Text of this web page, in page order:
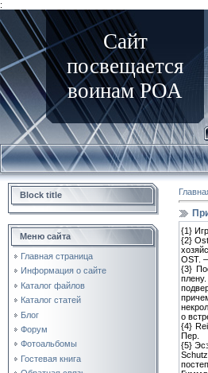
:
Сайт
посвещается
воинам РОА
Block title
Меню сайта
Главная страница
Информация о сайте
Каталог файлов
Каталог статей
Блог
Форум
Фотоальбомы
Гостевая книга
{1}
{2}
OST.
{3}
о
{4}
Пер.
{5}